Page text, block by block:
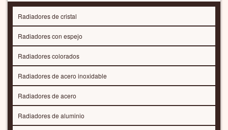
Radiadores de cristal
Radiadores con espejo
Radiadores colorados
Radiadores de acero inoxidable
Radiadores de acero
Radiadores de aluminio